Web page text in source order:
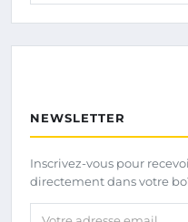
NEWSLETTER
Inscrivez-vous pour
directement dans votre
Votre adresse email